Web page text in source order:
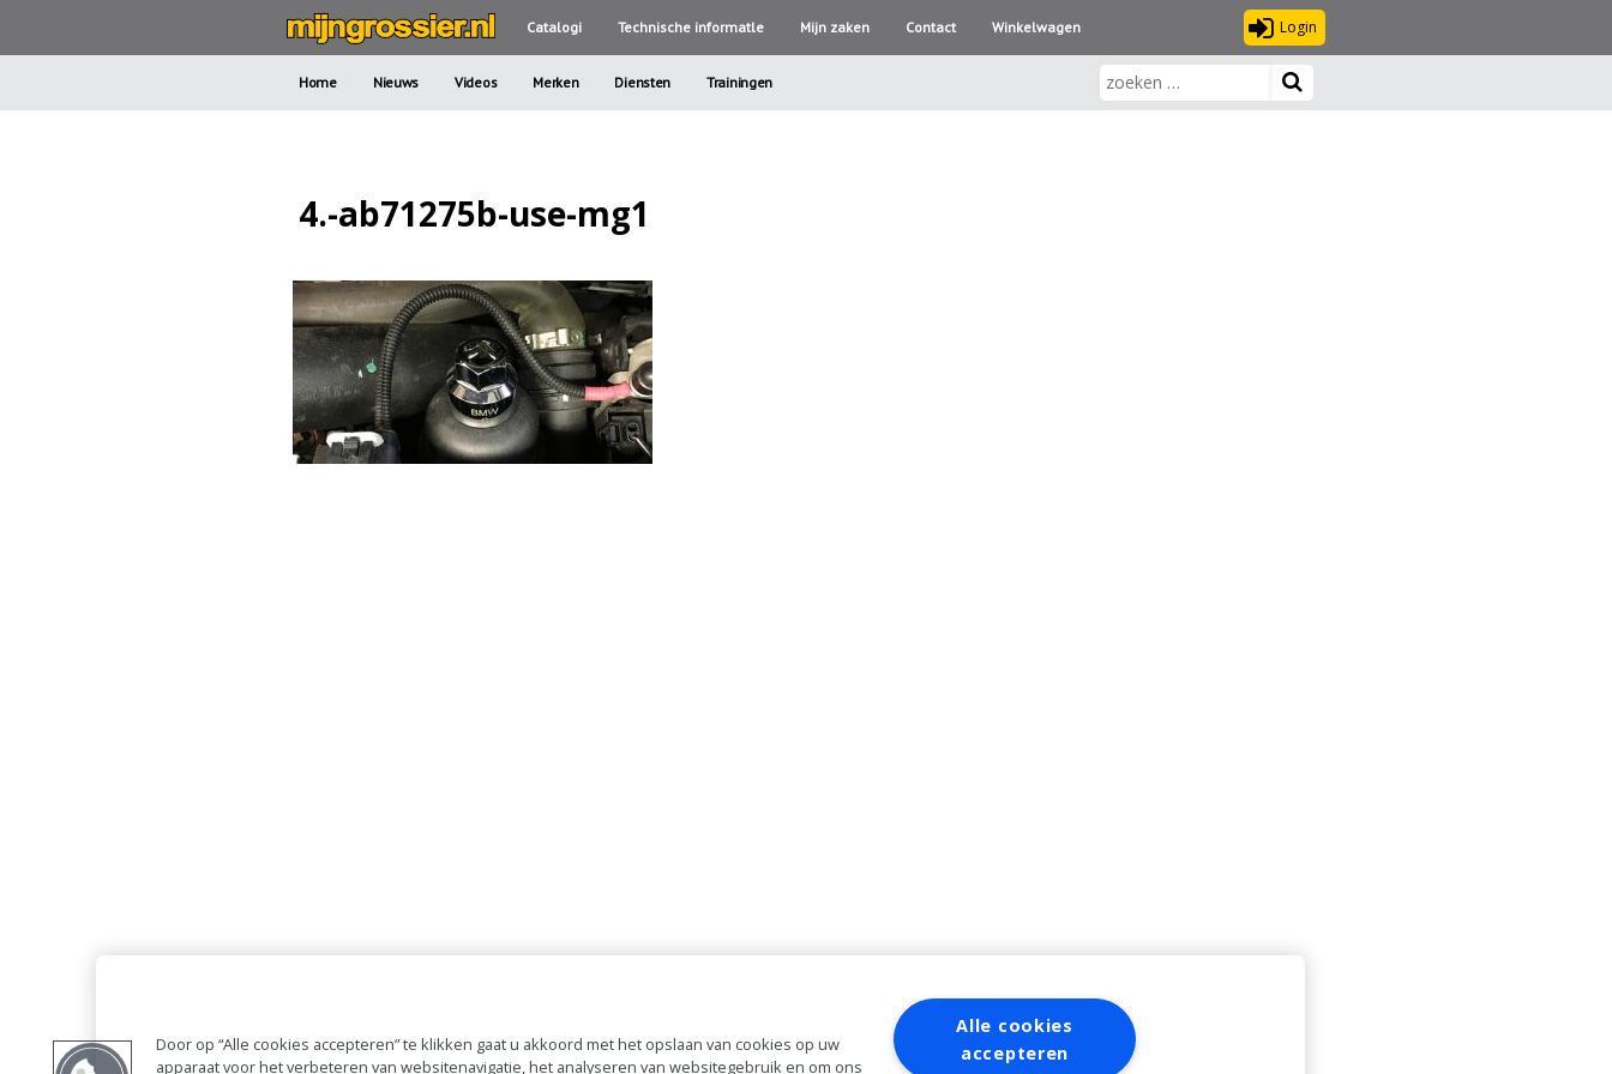
Catalogi Technische informatle Mijn zaken Contact Winkelwagen Login
Home Nieuws Videos Merken Diensten Trainingen
4.-ab71275b-use-mg1
Door op “Alle cookies accepteren” te klikken gaat u akkoord met het opslaan van cookies op uw
apparaat voor het verbeteren van websitenavigatie, het analyseren van websitegebruik en om ons
Alle cookies
accepteren